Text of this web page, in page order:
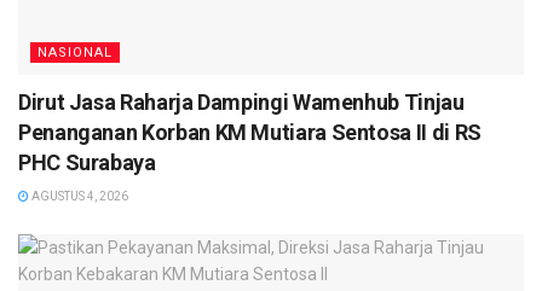
NASIONAL
Dirut Jasa Raharja Dampingi Wamenhub Tinjau
Penanganan Korban KM Mutiara Sentosa II di RS
PHC Surabaya
AGUSTUS 4, 2026